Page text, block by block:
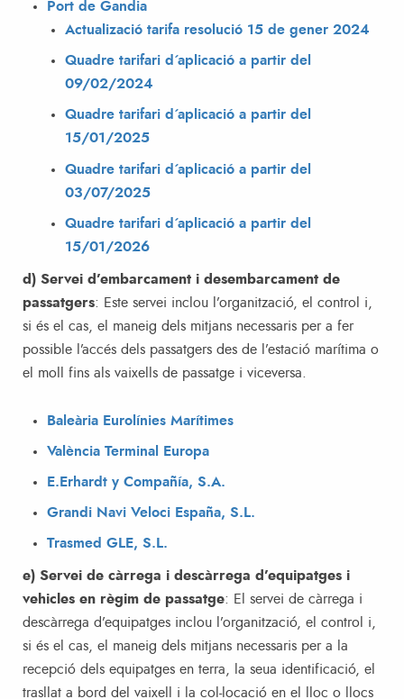
Port de Gandia
Actualizació tarifa resolució 15 de gener 2024
Quadre tarifari d´aplicació a partir del
09/02/2024
Quadre tarifari d´aplicació a partir del
15/01/2025
Quadre tarifari d´aplicació a partir del
03/07/2025
Quadre tarifari d´aplicació a partir del
15/01/2026
d) Servei d’embarcament i desembarcament de
passatgers: Este servei inclou l’organització, el control i,
si és el cas, el maneig dels mitjans necessaris per a fer
possible l’accés dels passatgers des de l’estació marítima o
el moll fins als vaixells de passatge i viceversa.
Baleària Eurolínies Marítimes
València Terminal Europa
E.Erhardt y Compañía, S.A.
Grandi Navi Veloci España, S.L.
Trasmed GLE, S.L.
e) Servei de càrrega i descàrrega d’equipatges i
vehicles en règim de passatge: El servei de càrrega i
descàrrega d’equipatges inclou l’organització, el control i,
si és el cas, el maneig dels mitjans necessaris per a la
recepció dels equipatges en terra, la seua identificació, el
trasllat a bord del vaixell i la col-locació en el lloc o llocs